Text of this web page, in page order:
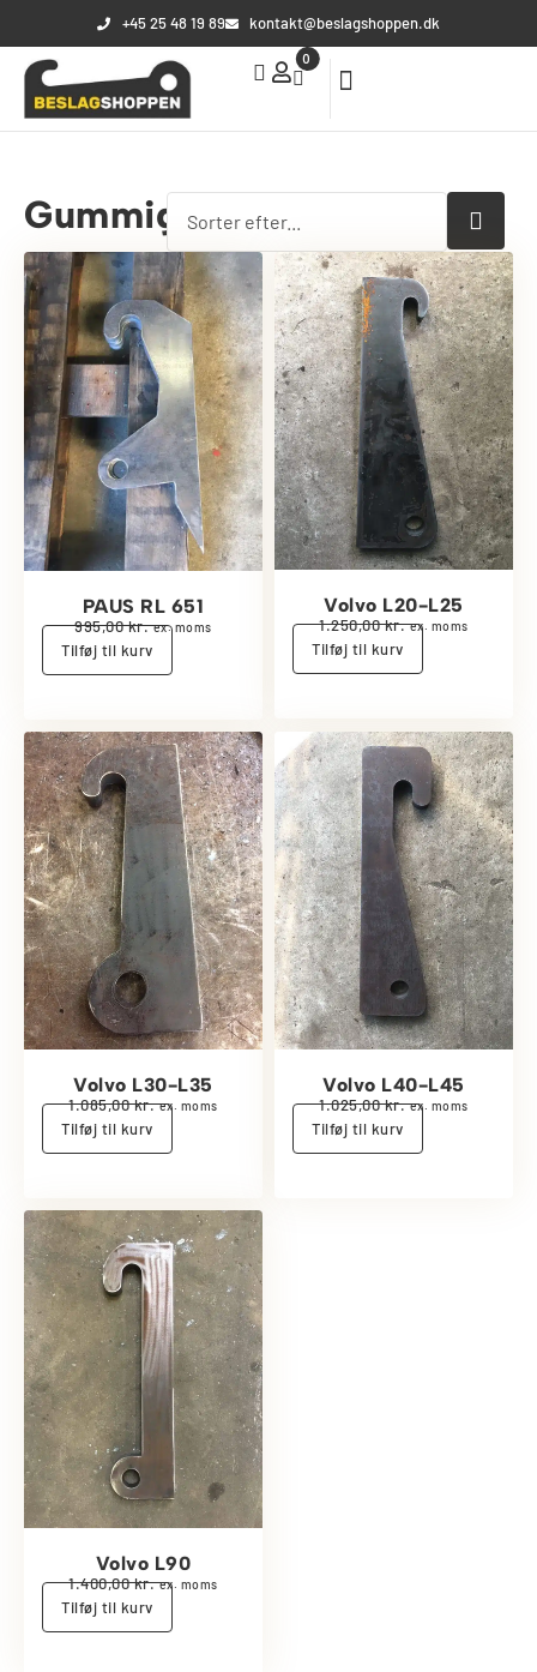
+45 25 48 19 89
kontakt@beslagshoppen.dk
0
Din kurv
Din kurv er tom
Subtotal: 0,00kr.
Se kurv Kasse
Gummiged
PAUS RL 651
995,00kr. ex. moms
Tilføj til kurv
Volvo L20-L25
1.250,00kr. ex. moms
Tilføj til kurv
Volvo L30-L35
1.085,00kr. ex. moms
Tilføj til kurv
Volvo L40-L45
1.025,00kr. ex. moms
Tilføj til kurv
Volvo L90
1.400,00kr. ex. moms
Tilføj til kurv